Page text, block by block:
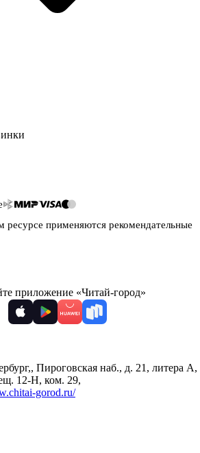
применяются рекомендательные
приложение «Читай-город»
, Пироговская наб., д. 21, литера А,
12-Н, ком. 29,
gorod.ru/